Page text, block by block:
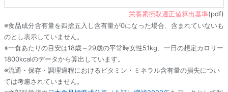
栄養素摂取適正値算出基準(pdf)
※食品成分含有量を四捨五入し含有量が0になった場合、含まれていないも
のとし表示していません。
※一食あたりの目安は18歳～29歳の平常時女性51kg、一日の想定カロリー
1800kcalのデータから算出しています。
※流通・保存・調理過程におけるビタミン・ミネラル含有量の損失につい
ては考慮されていません。